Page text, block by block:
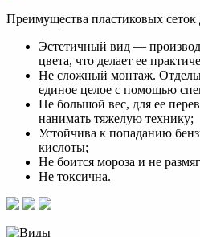
Преимущества пластиковых сеток
Эстетичный вид —
цвета, что делает ее
Не сложный монтаж.
единое целое с помощью
Не большой вес, для ее
нанимать тяжелую технику;
Устойчива к попаданию
кислоты;
Не боится мороза и не
Не токсична.